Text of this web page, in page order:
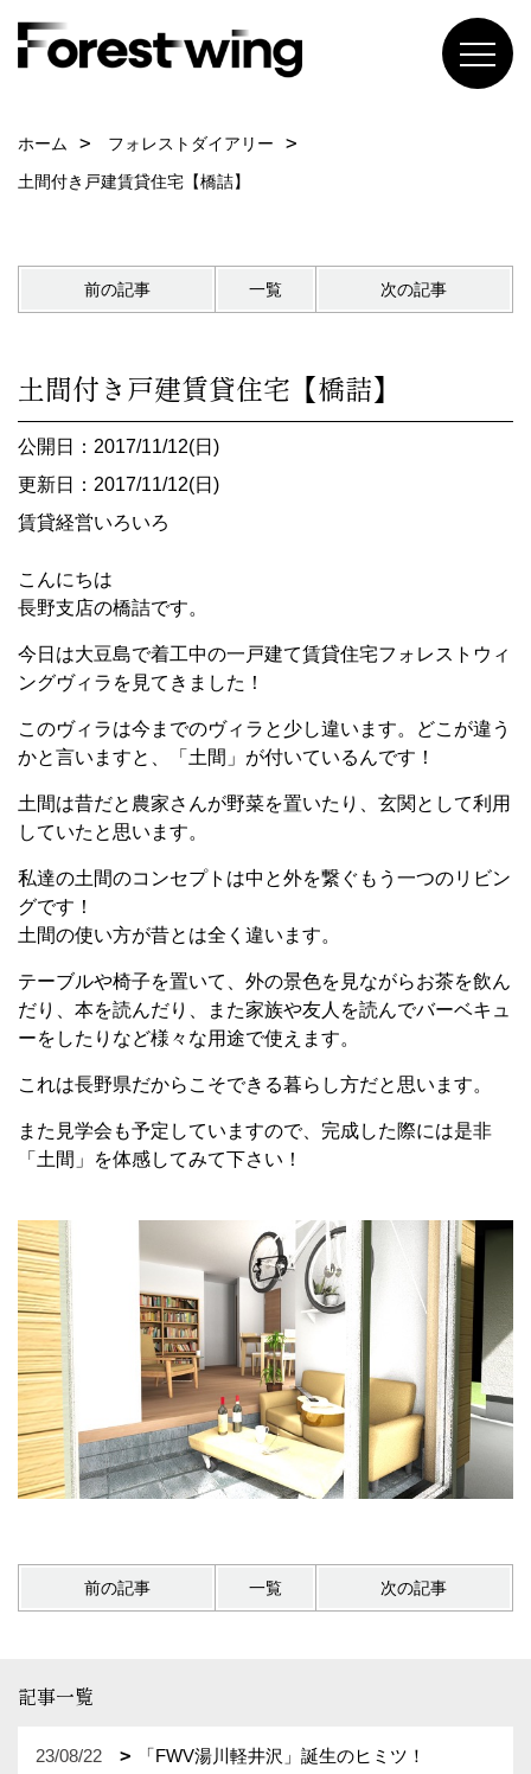
ホーム
フォレストダイアリー
土間付き戸建賃貸住宅【橋詰】
前の記事 一覧 次の記事
土間付き戸建賃貸住宅【橋詰】
公開日：2017/11/12(日)
更新日：2017/11/12(日)
賃貸経営いろいろ
こんにちは
長野支店の橋詰です。
今日は大豆島で着工中の一戸建て賃貸住宅フォレストウィ
ングヴィラを見てきました！
このヴィラは今までのヴィラと少し違います。どこが違う
かと言いますと、「土間」が付いているんです！
土間は昔だと農家さんが野菜を置いたり、玄関として利用
していたと思います。
私達の土間のコンセプトは中と外を繋ぐもう一つのリビン
グです！
土間の使い方が昔とは全く違います。
テーブルや椅子を置いて、外の景色を見ながらお茶を飲ん
だり、本を読んだり、また家族や友人を読んでバーベキュ
ーをしたりなど様々な用途で使えます。
これは長野県だからこそできる暮らし方だと思います。
また見学会も予定していますので、完成した際には是非
「土間」を体感してみて下さい！
前の記事 一覧 次の記事
記事一覧
23/08/22 「FWV湯川軽井沢」誕生のヒミツ！